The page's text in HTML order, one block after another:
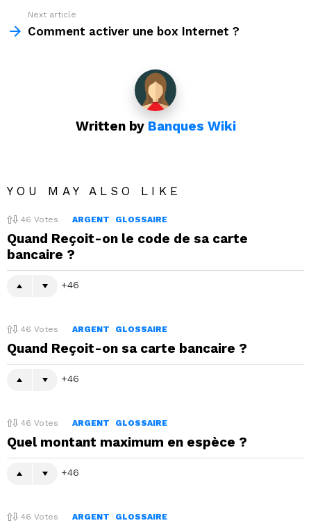
Next article
Comment activer une box Internet ?
Written by Banques Wiki
YOU MAY ALSO LIKE
46 Votes ARGENT GLOSSAIRE
Quand Reçoit-on le code de sa carte
bancaire ?
46
46 Votes ARGENT GLOSSAIRE
Quand Reçoit-on sa carte bancaire ?
46
46 Votes ARGENT GLOSSAIRE
Quel montant maximum en espèce ?
46
46 Votes ARGENT GLOSSAIRE